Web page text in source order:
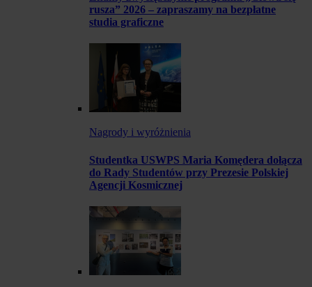
rusza” 2026 – zapraszamy na bezpłatne
studia graficzne
Nagrody i wyróżnienia
Studentka USWPS Maria Komędera dołącza
do Rady Studentów przy Prezesie Polskiej
Agencji Kosmicznej